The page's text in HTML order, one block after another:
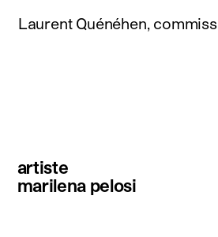
Laurent Quénéhen,
artiste
marilena pelosi